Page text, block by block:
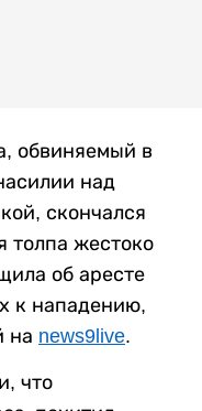
обвиняемый в
над
скончался
толпа жестоко
об аресте
к нападению,
на news9live.
что